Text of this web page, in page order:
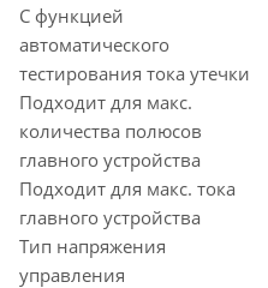
С функцией
автоматического
тестирования тока утечки
Подходит для макс.
количества полюсов
главного устройства
Подходит для макс. тока
главного устройства
Тип напряжения
управления